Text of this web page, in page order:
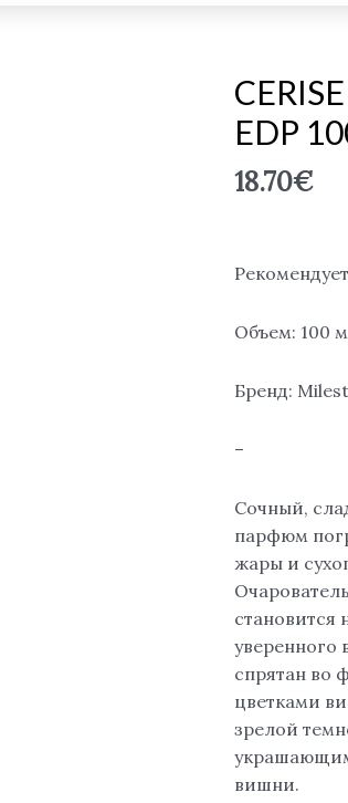
EDP
18.70€
Объем: 100
Бренд:
–
Сочный,
парфюм
жары и
становится
уверенного
спрятан во
цветками
зрелой
вишни.